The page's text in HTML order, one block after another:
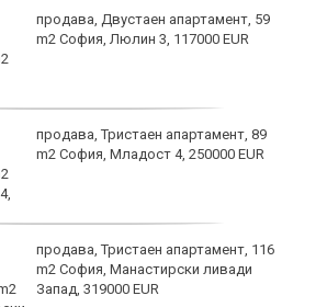
продава, Двустаен апартамент, 59
m2 София, Люлин 3, 117000 EUR
продава, Тристаен апартамент, 89
m2 София, Младост 4, 250000 EUR
продава, Тристаен апартамент, 116
m2 София, Манастирски ливади
Запад, 319000 EUR